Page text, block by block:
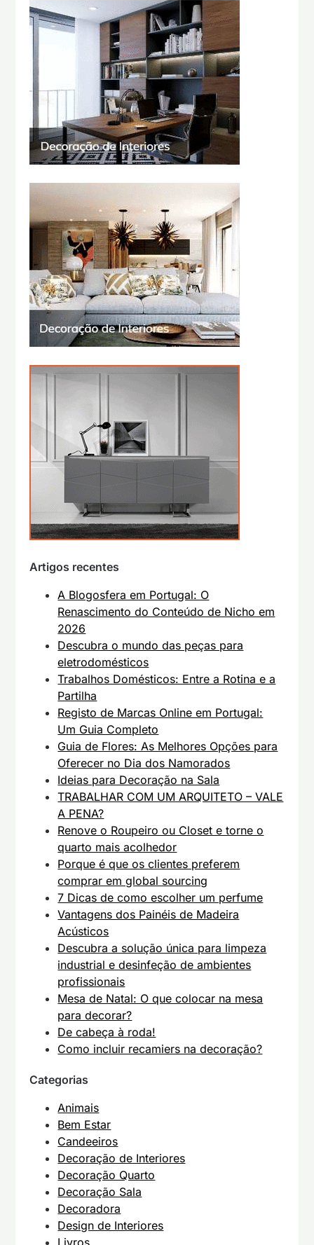
Artigos recentes
A Blogosfera em Portugal: O
Renascimento do Conteúdo de Nicho em
2026
Descubra o mundo das peças para
eletrodomésticos
Trabalhos Domésticos: Entre a Rotina e a
Partilha
Registo de Marcas Online em Portugal:
Um Guia Completo
Guia de Flores: As Melhores Opções para
Oferecer no Dia dos Namorados
Ideias para Decoração na Sala
TRABALHAR COM UM ARQUITETO – VALE
A PENA?
Renove o Roupeiro ou Closet e torne o
quarto mais acolhedor
Porque é que os clientes preferem
comprar em global sourcing
7 Dicas de como escolher um perfume
Vantagens dos Painéis de Madeira
Acústicos
Descubra a solução única para limpeza
industrial e desinfeção de ambientes
profissionais
Mesa de Natal: O que colocar na mesa
para decorar?
De cabeça à roda!
Como incluir recamiers na decoração?
Categorias
Animais
Bem Estar
Candeeiros
Decoração de Interiores
Decoração Quarto
Decoração Sala
Decoradora
Design de Interiores
Livros